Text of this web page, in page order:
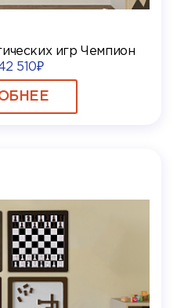
игр Чемпион
510₽